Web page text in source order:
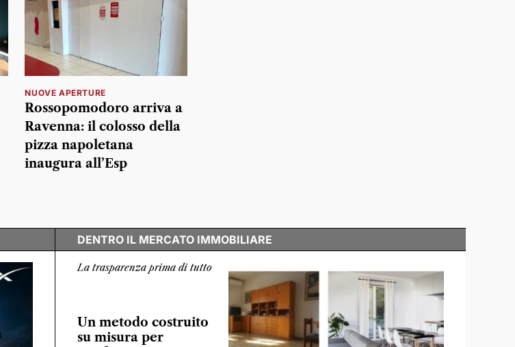
NUOVE APERTURE
Rossopomodoro arriva a
Ravenna: il colosso della
pizza napoletana
inaugura all’Esp
DENTRO IL MERCATO IMMOBILIARE
La trasparenza prima di tutto
Un metodo costruito
su misura per